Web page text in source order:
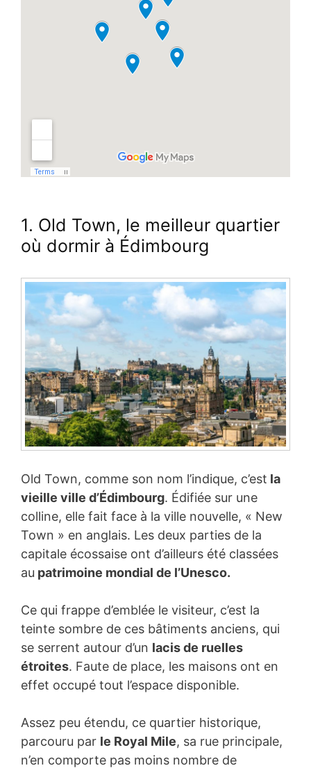
1. Old Town, le meilleur quartier
où dormir à Édimbourg
Old Town, comme son nom l’indique, c’est la
vieille ville d’Édimbourg. Édifiée sur une
colline, elle fait face à la ville nouvelle, « New
Town » en anglais. Les deux parties de la
capitale écossaise ont d’ailleurs été classées
au patrimoine mondial de l’Unesco.
Ce qui frappe d’emblée le visiteur, c’est la
teinte sombre de ces bâtiments anciens, qui
se serrent autour d’un lacis de ruelles
étroites. Faute de place, les maisons ont en
effet occupé tout l’espace disponible.
Assez peu étendu, ce quartier historique,
parcouru par le Royal Mile, sa rue principale,
n’en comporte pas moins nombre de